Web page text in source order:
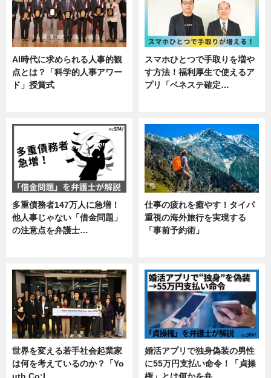
AI時代に求められる人事的観
点とは？「科学的人事アワー
ド」授賞式
スマホひとつで手取りを増や
す方法！福利厚生で使えるア
プリ「ベネステ確定…
多重債務者147万人に急増！
他人事じゃない「借金問題」
の注意点を弁護士…
仕事の疲れを癒やす！タイパ
重視の海外旅行を実現する
「事前予約術」
世界を変える若手社会起業家
は何を考えているのか？「Yo
婚活アプリで独身偽装の男性
に55万円支払い命令！「貞操